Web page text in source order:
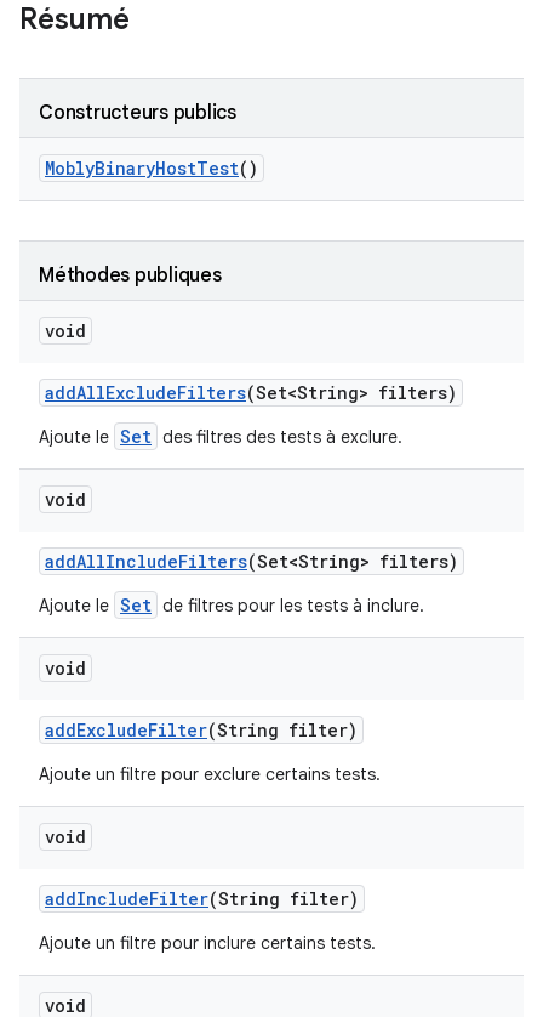
Résumé
Constructeurs publics
MoblyBinaryHostTest()
Méthodes publiques
void
addAllExcludeFilters(Set<String> filters)
Ajoute le Set des filtres des tests à exclure.
void
addAllIncludeFilters(Set<String> filters)
Ajoute le Set de filtres pour les tests à inclure.
void
addExcludeFilter(String filter)
Ajoute un filtre pour exclure certains tests.
void
addIncludeFilter(String filter)
Ajoute un filtre pour inclure certains tests.
void